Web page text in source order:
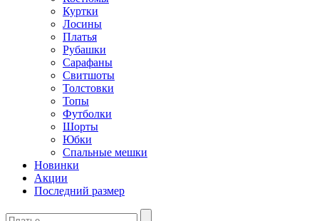
Куртки
Лосины
Платья
Рубашки
Сарафаны
Свитшоты
Толстовки
Топы
Футболки
Шорты
Юбки
Спальные мешки
Новинки
Акции
Последний размер